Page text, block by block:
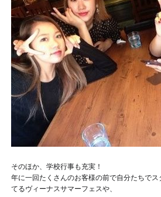
そのほか、学校行事も充実！
年に一回たくさんのお客様の前で自分たちで
てるヴィーナスサマーフェスや、